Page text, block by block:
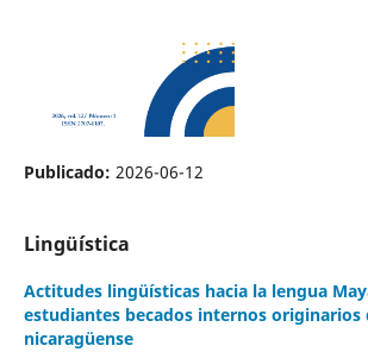
Publicado: 2026-06-12
Lingüística
Actitudes lingüísticas hacia la lengua
estudiantes becados internos originarios
nicaragüense